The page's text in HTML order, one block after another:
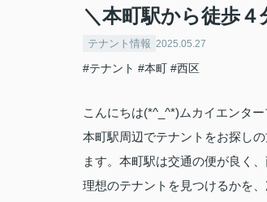
＼本町駅から徒歩
テナント情報 2025.05.27
#テナント #本町 #西区
こんにちは(*^_^*)ムカイエンタ
本町駅周辺でテナントをお探し
ます。本町駅は交通の便が良く
理想のテナントを見つけるかを